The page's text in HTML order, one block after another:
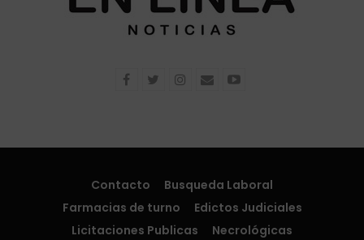
Contacto
Busqueda Laboral
Farmacias de turno
Edictos Judiciales
Licitaciones Publicas
Necrológicas